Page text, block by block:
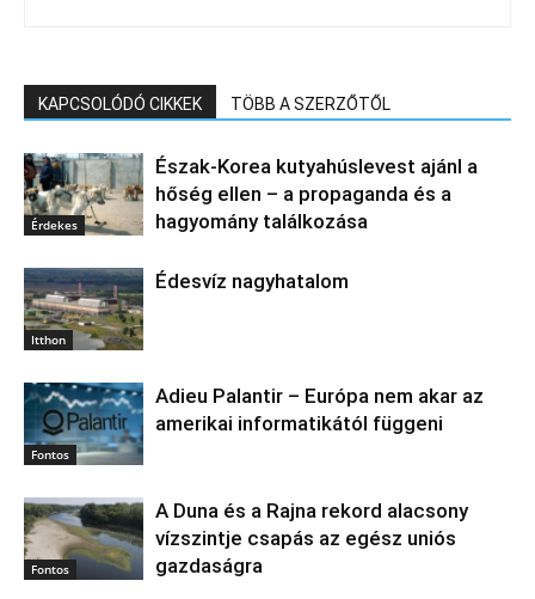
KAPCSOLÓDÓ CIKKEK TÖBB A SZERZŐTŐL
Érdekes
Észak‑Korea kutyahúslevest ajánl a
hőség ellen – a propaganda és a
hagyomány találkozása
Itthon
Édesvíz nagyhatalom
Fontos
Adieu Palantir – Európa nem akar az
amerikai informatikától függeni
Fontos
A Duna és a Rajna rekord alacsony
vízszintje csapás az egész uniós
gazdaságra